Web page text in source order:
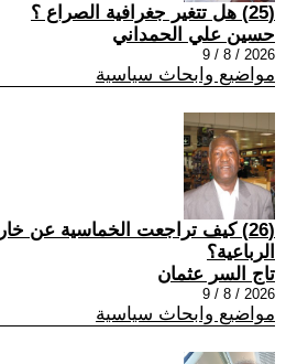
(25) هل تتغير جغرافية الصراع ؟
حسين علي الحمداني
2026 / 8 / 9
مواضيع وابحاث سياسية
(26) كيف تراجعت الخماسية عن
الرباعية؟
تاج السر عثمان
2026 / 8 / 9
مواضيع وابحاث سياسية